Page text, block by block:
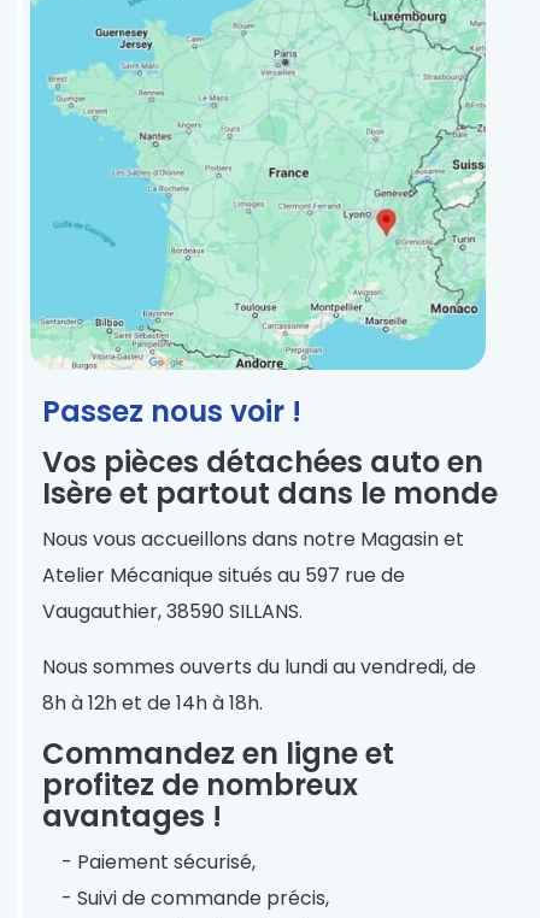
Passez nous voir !
Vos pièces détachées auto en
Isère et partout dans le monde
Nous vous accueillons dans notre Magasin et
Atelier Mécanique situés au 597 rue de
Vaugauthier, 38590 SILLANS.
Nous sommes ouverts du lundi au vendredi, de
8h à 12h et de 14h à 18h.
Commandez en ligne et
profitez de nombreux
avantages !
- Paiement sécurisé,
- Suivi de commande précis,